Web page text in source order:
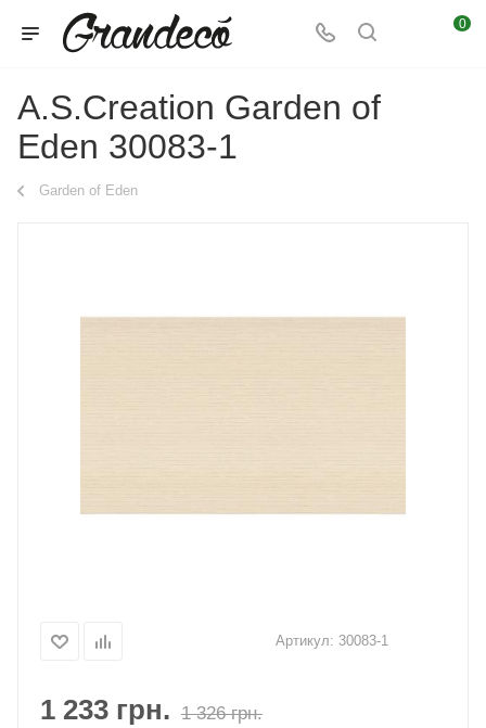
0
A.S.Creation Garden of
Eden 30083-1
Garden of Eden
Артикул: 30083-1
1 233 грн. 1 326грн.